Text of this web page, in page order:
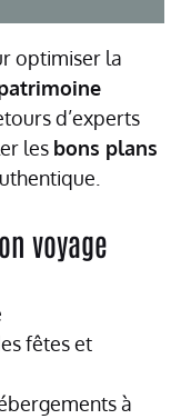
optimiser la
d’experts
les bons plans
voyage
fêtes et
à